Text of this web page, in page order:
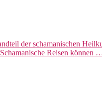
der schamanischen
Reisen können